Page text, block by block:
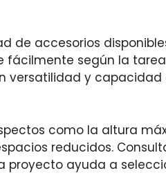
de accesorios
según la tarea
versatilidad y
como la altura
reducidos.
proyecto ayuda a